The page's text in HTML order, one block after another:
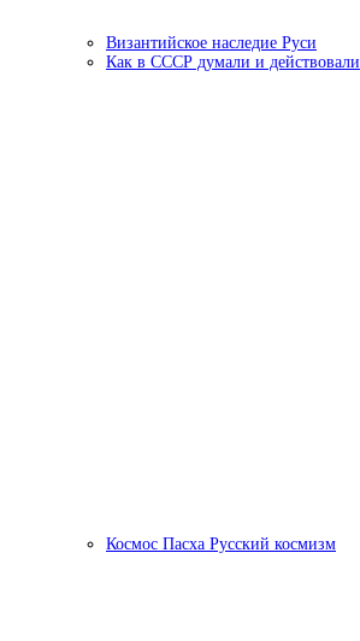
Византийское наследие Руси
Как в СССР думали и действовали
Космос Пасха Русский космизм